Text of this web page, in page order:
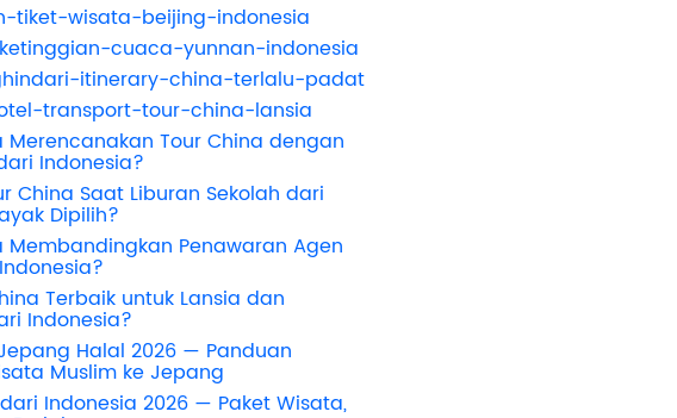
tiket-wisata-beijing-indonesia
cuaca-yunnan-indonesia
itinerary-china-terlalu-padat
transport-tour-china-lansia
Tour China dengan
Indonesia?
China Saat Liburan Sekolah dari
Dipilih?
Penawaran Agen
Terbaik untuk Lansia dan
Indonesia?
Halal 2026 — Panduan
Muslim ke Jepang
Indonesia 2026 — Paket Wisata,